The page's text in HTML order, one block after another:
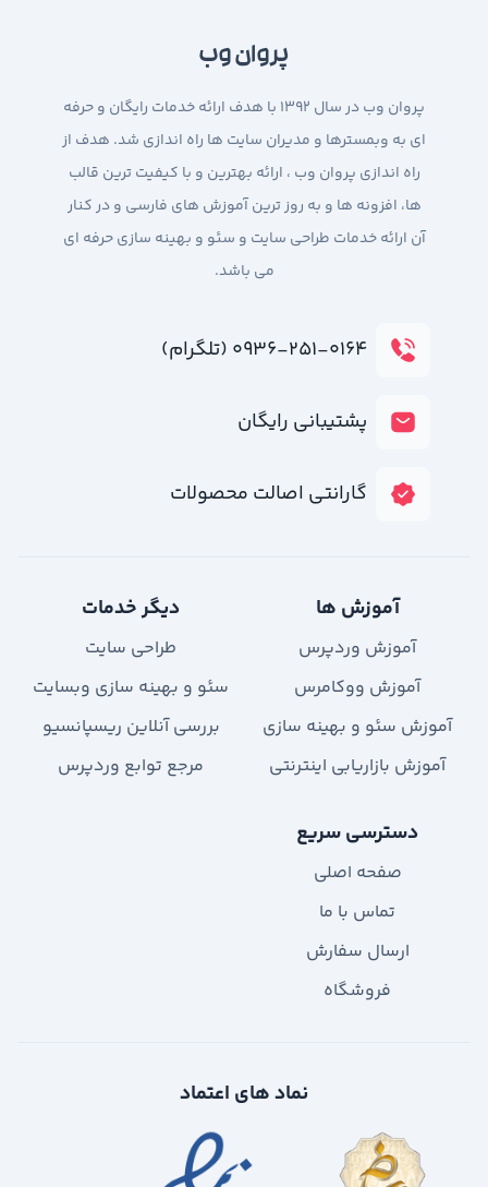
پروان وب
پروان وب در سال 1392 با هدف ارائه خدمات رایگان و حرفه
ای به وبمسترها و مدیران سایت ها راه اندازی شد. هدف از
راه اندازی پروان وب ، ارائه بهترین و با کیفیت ترین قالب
ها، افزونه ها و به روز ترین آموزش های فارسی و در کنار
آن ارائه خدمات طراحی سایت و سئو و بهینه سازی حرفه ای
می باشد.
۰۹۳۶-۲۵۱-۰۱۶۴ (تلگرام)
پشتیبانی رایگان
گارانتی اصالت محصولات
آموزش ها
آموزش وردپرس
آموزش ووکامرس
آموزش سئو و بهینه سازی
آموزش بازاریابی اینترنتی
دیگر خدمات
طراحی سایت
سئو و بهینه سازی وبسایت
بررسی آنلاین ریسپانسیو
مرجع توابع وردپرس
دسترسی سریع
صفحه اصلی
تماس با ما
ارسال سفارش
فروشگاه
نماد های اعتماد